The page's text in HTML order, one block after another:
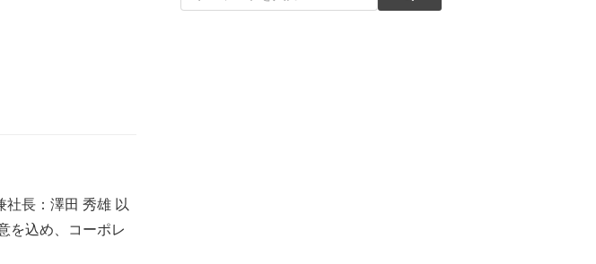
長：澤田 秀雄 以
を込め、コーポレ